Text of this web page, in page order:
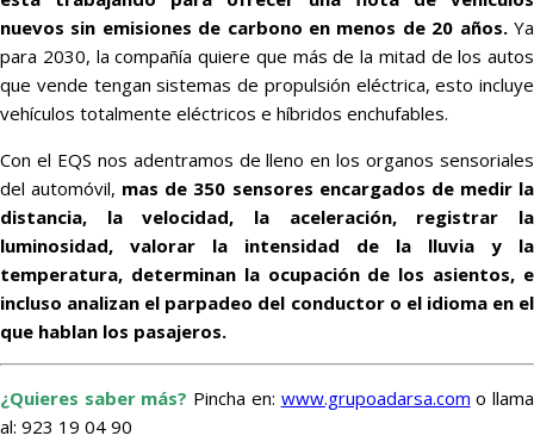
nuevos sin emisiones de carbono en menos de 20 años.Ya
para 2030, la compañía quiere que más de la mitad de los autos
que vende tengan sistemas de propulsión eléctrica, esto incluye
vehículos totalmente eléctricos e híbridos enchufables.
Con el EQS nos adentramos de lleno en los organos sensoriales
del automóvil, mas de 350 sensores encargados de medir la
distancia, la velocidad, la aceleración, registrar la
luminosidad, valorar la intensidad de la lluvia y la
temperatura, determinan la ocupación de los asientos, e
incluso analizan el parpadeo del conductor o el idioma en el
que hablan los pasajeros.
¿Quieres saber más? Pincha en: www.grupoadarsa.com o llama
al: 923 19 04 90